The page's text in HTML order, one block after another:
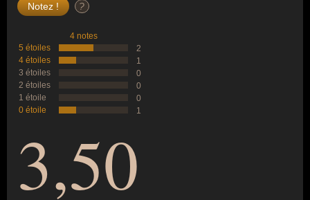
?
4 notes
5 étoiles
2
4 étoiles
1
3 étoiles
0
2 étoiles
0
1 étoile
0
0 étoile
1
3,50